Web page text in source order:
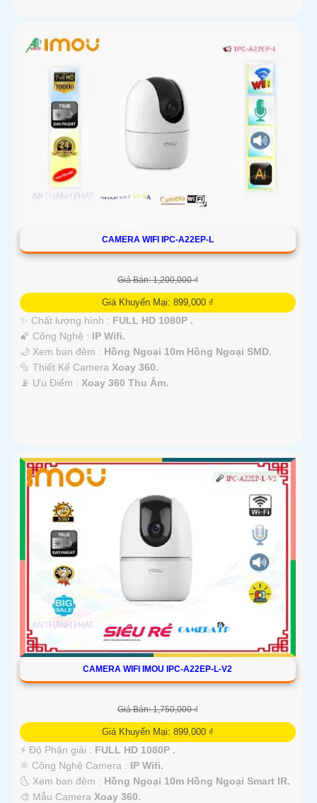
CAMERA WIFI IPC-A22EP-L
Giá Bán: 1,200,000 ₫
Giá Khuyến Mại: 899,000 ₫
✨ Chất lượng hình : FULL HD 1080P .
🌠 Công Nghệ : IP Wifi.
🌙 Xem ban đêm : Hồng Ngoại 10m Hồng Ngoại SMD.
🔩 Thiết Kế Camera Xoay 360.
️📡 Ưu Điểm : Xoay 360 Thu Âm.
CAMERA WIFI IMOU IPC-A22EP-L-V2
Giá Bán: 1,750,000 ₫
Giá Khuyến Mại: 899,000 ₫
️⚡ Độ Phân giải : FULL HD 1080P .
⚛️ Công Nghệ Camera : IP Wifi.
🌜 Xem ban đêm : Hồng Ngoại 10m Hồng Ngoại Smart IR.
🎨 Mẫu Camera Xoay 360.